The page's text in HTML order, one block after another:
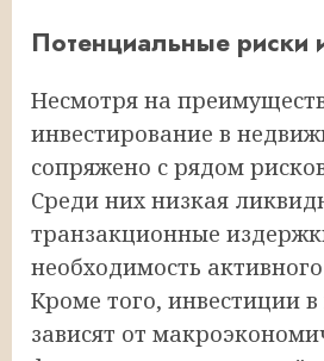
Потенциальные риски
Несмотря на
инвестирование в
сопряжено с рядом
Среди них низкая
транзакционные
необходимость
Кроме того, инвестиции
зависят от